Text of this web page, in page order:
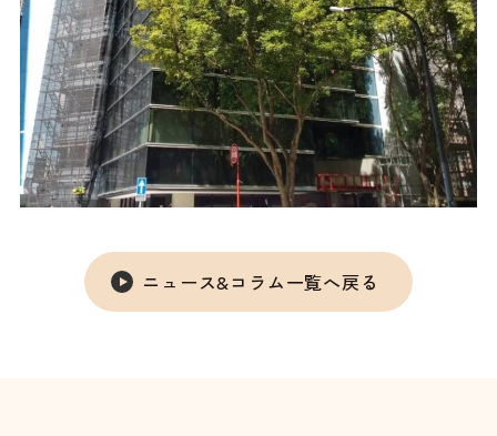
ニュース&コラム一覧へ戻る